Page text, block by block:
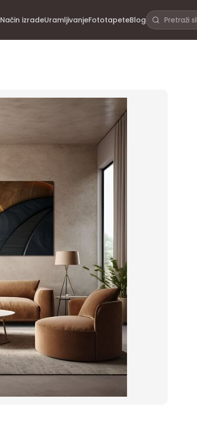
Način izradeUramljivanjeFototapeteBlog